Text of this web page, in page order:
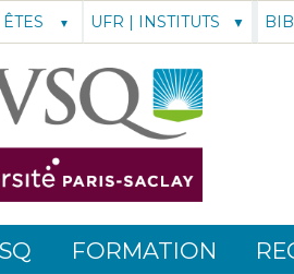
FORMATION
UFR | INSTITUTS